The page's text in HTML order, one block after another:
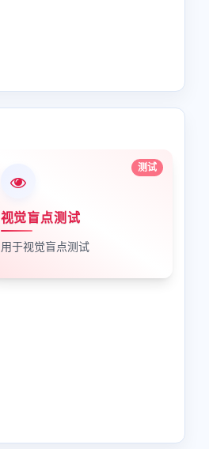
测试
视觉盲点测试
用于视觉盲点测试